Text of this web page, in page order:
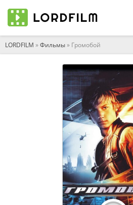
LORDFILM »Фильмы» Громобой